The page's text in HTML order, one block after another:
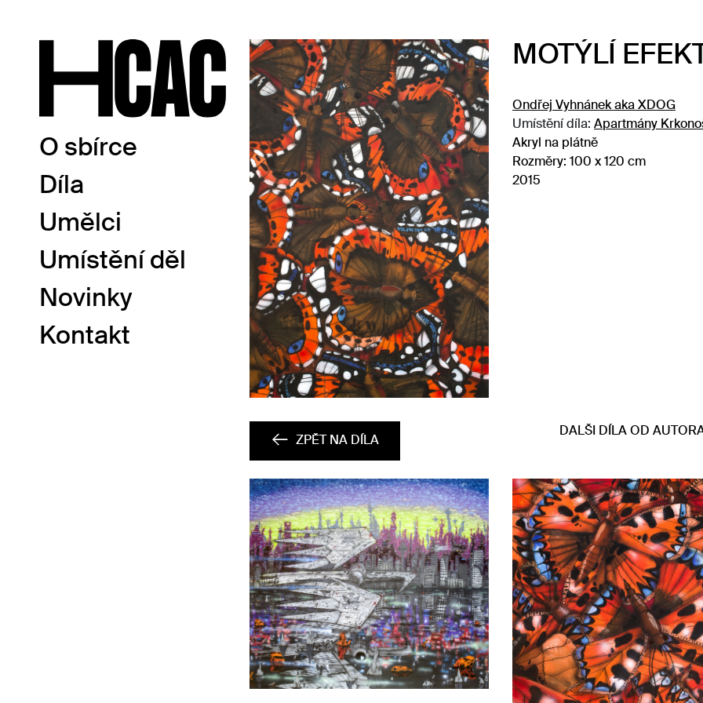
O sbírce
Díla
Umělci
Umístění děl
Novinky
Kontakt
ZPĚT NA DÍLA
MOTÝLÍ
Ondřej Vyhnánek aka XDOG
Umístění díla:Apartmány
Akryl na plátně
Rozměry:100 x 120 cm
2015
DALŠI DÍLA OD